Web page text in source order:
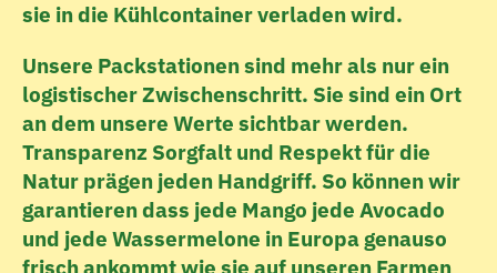
sie in die Kühlcontainer verladen wird.
Unsere Packstationen sind mehr als nur ein
logistischer Zwischenschritt. Sie sind ein Ort
an dem unsere Werte sichtbar werden.
Transparenz Sorgfalt und Respekt für die
Natur prägen jeden Handgriff. So können wir
garantieren dass jede Mango jede Avocado
und jede Wassermelone in Europa genauso
frisch ankommt wie sie auf unseren Farmen